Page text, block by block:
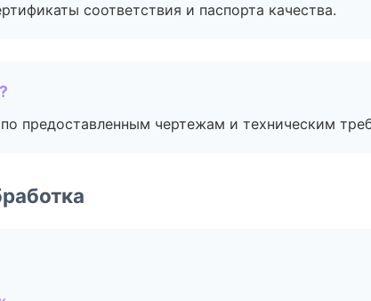
соответствия и паспорта качества.
предоставленным чертежам и техническим